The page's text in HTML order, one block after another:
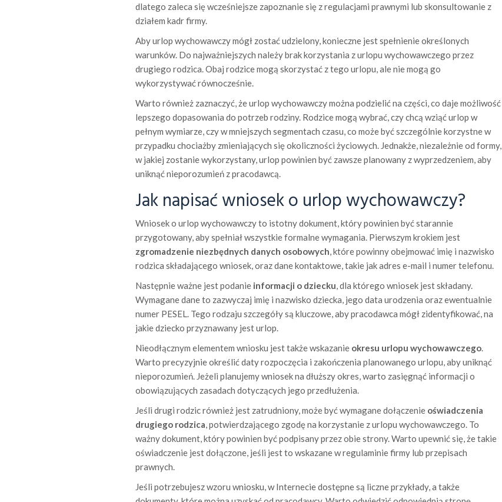
dlatego zaleca się wcześniejsze zapoznanie się z regulacjami prawnymi lub skonsultowanie z
działem kadr firmy.
Aby urlop wychowawczy mógł zostać udzielony, konieczne jest spełnienie określonych
warunków. Do najważniejszych należy brak korzystania z urlopu wychowawczego przez
drugiego rodzica. Obaj rodzice mogą skorzystać z tego urlopu, ale nie mogą go
wykorzystywać równocześnie.
Warto również zaznaczyć, że urlop wychowawczy można podzielić na części, co daje możliwość
lepszego dopasowania do potrzeb rodziny. Rodzice mogą wybrać, czy chcą wziąć urlop w
pełnym wymiarze, czy w mniejszych segmentach czasu, co może być szczególnie korzystne w
przypadku chociażby zmieniających się okoliczności życiowych. Jednakże, niezależnie od formy,
w jakiej zostanie wykorzystany, urlop powinien być zawsze planowany z wyprzedzeniem, aby
uniknąć nieporozumień z pracodawcą.
Jak napisać wniosek o urlop wychowawczy?
Wniosek o urlop wychowawczy to istotny dokument, który powinien być starannie
przygotowany, aby spełniał wszystkie formalne wymagania. Pierwszym krokiem jest
zgromadzenie niezbędnych danych osobowych, które powinny obejmować imię i nazwisko
rodzica składającego wniosek, oraz dane kontaktowe, takie jak adres e-mail i numer telefonu.
Następnie ważne jest podanie informacji o dziecku, dla którego wniosek jest składany.
Wymagane dane to zazwyczaj imię i nazwisko dziecka, jego data urodzenia oraz ewentualnie
numer PESEL. Tego rodzaju szczegóły są kluczowe, aby pracodawca mógł zidentyfikować, na
jakie dziecko przyznawany jest urlop.
Nieodłącznym elementem wniosku jest także wskazanie okresu urlopu wychowawczego.
Warto precyzyjnie określić daty rozpoczęcia i zakończenia planowanego urlopu, aby uniknąć
nieporozumień. Jeżeli planujemy wniosek na dłuższy okres, warto zasięgnąć informacji o
obowiązujących zasadach dotyczących jego przedłużenia.
Jeśli drugi rodzic również jest zatrudniony, może być wymagane dołączenie oświadczenia
drugiego rodzica, potwierdzającego zgodę na korzystanie z urlopu wychowawczego. To
ważny dokument, który powinien być podpisany przez obie strony. Warto upewnić się, że takie
oświadczenie jest dołączone, jeśli jest to wskazane w regulaminie firmy lub przepisach
prawnych.
Jeśli potrzebujesz wzoru wniosku, w Internecie dostępne są liczne przykłady, a także